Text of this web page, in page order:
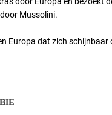
Mussolini.
Europa dat zich